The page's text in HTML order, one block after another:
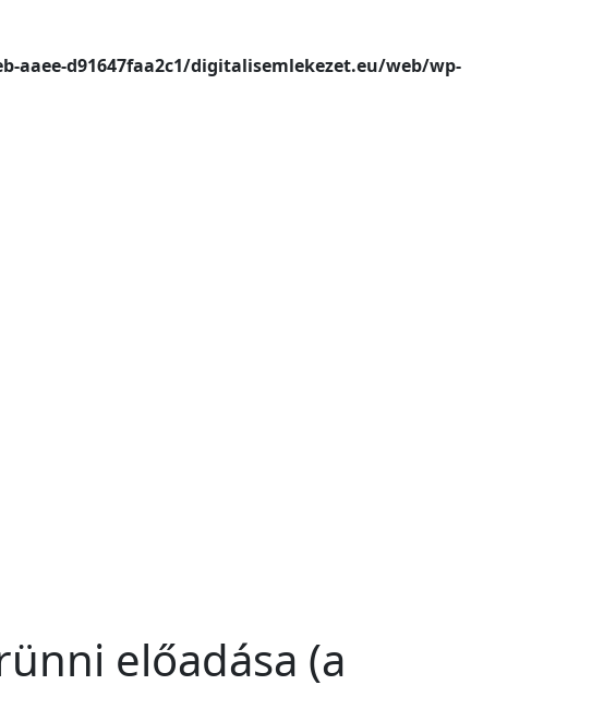
aaee-d91647faa2c1/digitalisemlekezet.eu/web/wp-
előadása (a